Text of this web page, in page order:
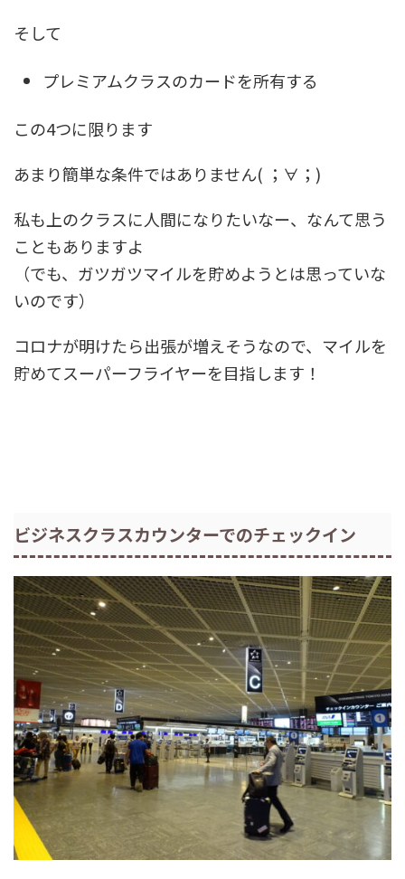
そして
プレミアムクラスのカードを所有する
この4つに限ります
あまり簡単な条件ではありません( ；∀；)
私も上のクラスに人間になりたいなー、なんて思う
こともありますよ
（でも、ガツガツマイルを貯めようとは思っていな
いのです）
コロナが明けたら出張が増えそうなので、マイルを
貯めてスーパーフライヤーを目指します！
ビジネスクラスカウンターでのチェックイン